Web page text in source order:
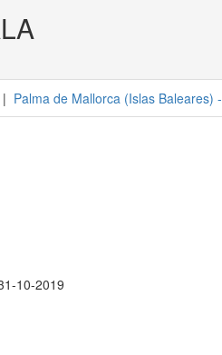
| Palma de Mallorca (Islas Baleares) -
10-2019